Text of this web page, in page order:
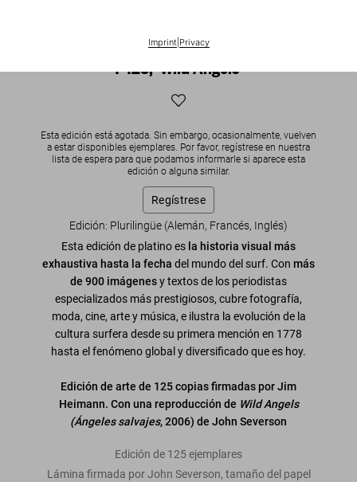
Imprint| Privacy
Surfing. 1778–Today, Limited Edition No.
1–125, ‘Wild Angels’
Esta edición está agotada. Sin embargo, ocasionalmente, vuelven
a estar disponibles ejemplares. Por favor, regístrese en nuestra
lista de espera para que podamos informarle si aparece esta
edición o alguna similar.
Regístrese
Edición: Plurilingüe (Alemán, Francés, Inglés)
Esta edición de platino es la historia visual más
exhaustiva hasta la fecha del mundo del surf. Con más
de 900 imágenesy textos de los periodistas
especializados más prestigiosos, cubre fotografía,
moda, cine, arte y música, e ilustra la evolución de la
cultura surfera desde su primera mención en 1778
hasta el fenómeno global y diversificado que es hoy.
Edición de arte de 125 copias firmadas por Jim
Heimann. Con una reproducción de Wild Angels
(Ángeles salvajes, 2006) de John Severson
Edición de 125 ejemplares
Lámina firmada por John Severson, tamaño del papel